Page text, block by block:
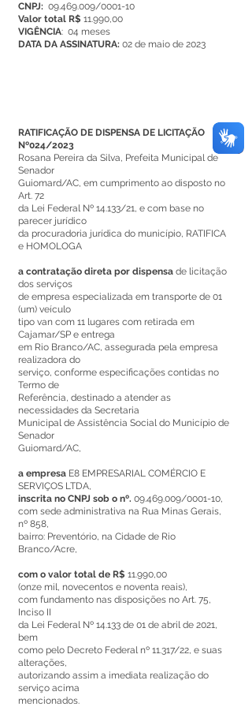
CNPJ: 09.469.009/0001-10
Valor total R$ 11.990,00
VIGÊNCIA: 04 meses
DATA DA ASSINATURA: 02 de maio de 2023
RATIFICAÇÃO DE DISPENSA DE LICITAÇÃO
Nº024/2023
Rosana Pereira da Silva, Prefeita Municipal de
Senador
Guiomard/AC, em cumprimento ao disposto no
Art. 72
da Lei Federal Nº 14.133/21, e com base no
parecer jurídico
da procuradoria jurídica do município, RATIFICA
e HOMOLOGA
a contratação direta por dispensa de licitação
dos serviços
de empresa especializada em transporte de 01
(um) veículo
tipo van com 11 lugares com retirada em
Cajamar/SP e entrega
em Rio Branco/AC, assegurada pela empresa
realizadora do
serviço, conforme especificações contidas no
Termo de
Referência, destinado a atender as
necessidades da Secretaria
Municipal de Assistência Social do Município de
Senador
Guiomard/AC,
a empresa E8 EMPRESARIAL COMÉRCIO E
SERVIÇOS LTDA,
inscrita no CNPJ sob o nº. 09.469.009/0001-10,
com sede administrativa na Rua Minas Gerais,
nº 858,
bairro: Preventório, na Cidade de Rio
Branco/Acre,
com o valor total de R$ 11.990,00
(onze mil, novecentos e noventa reais),
com fundamento nas disposições no Art. 75,
Inciso II
da Lei Federal Nº 14.133 de 01 de abril de 2021,
bem
como pelo Decreto Federal nº 11.317/22, e suas
alterações,
autorizando assim a imediata realização do
serviço acima
mencionados.